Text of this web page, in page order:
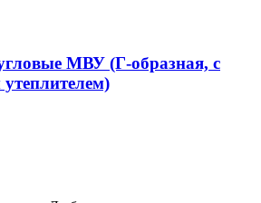
МВУ (Г-образная, с